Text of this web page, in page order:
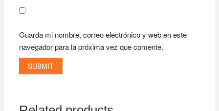
Guarda mi nombre, correo electrónico y web en este
navegador para la próxima vez que comente.